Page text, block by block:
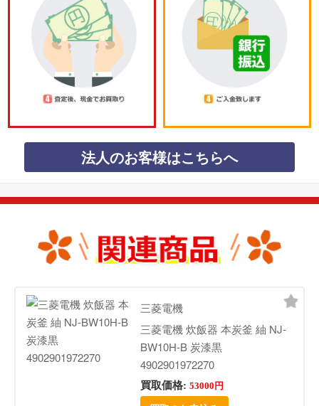
法人のお客様はこちらへ
三菱電機
三菱電機 炊飯器 本炭釜 紬 NJ-
BW10H-B 炭漆黒
4902901972270
買取価格: 53000円